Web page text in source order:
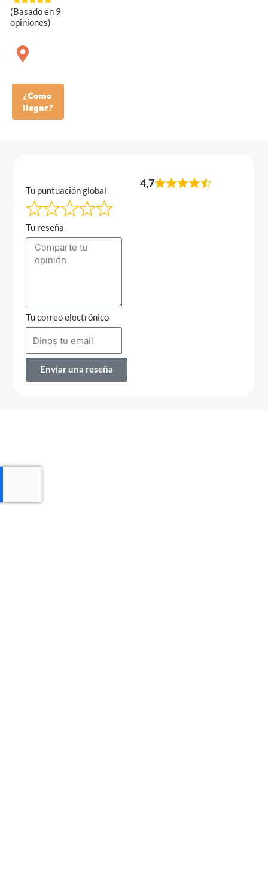
(Basado en 9
opiniones)
¿Como
llegar?
Tu puntuación global
Tu reseña
Tu correo electrónico
Enviar una reseña
4,7